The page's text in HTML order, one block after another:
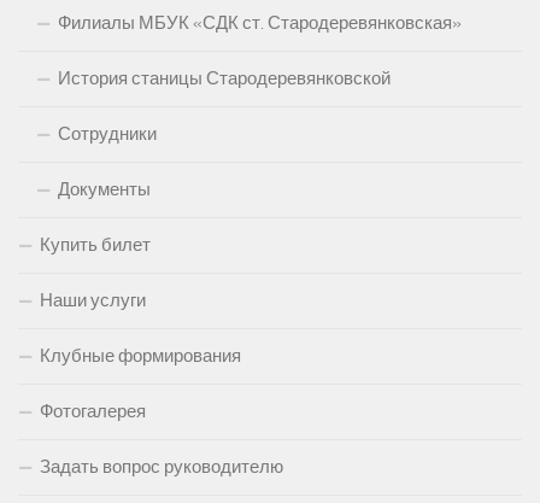
Филиалы МБУК «СДК ст. Стародеревянковская»
История станицы Стародеревянковской
Сотрудники
Документы
Купить билет
Наши услуги
Клубные формирования
Фотогалерея
Задать вопрос руководителю